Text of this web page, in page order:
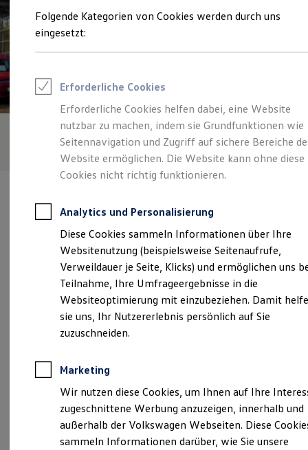
Junge Gebrauchtwagen und Gebrauchtwagen
Volkswagen Zertifizierte Gebrauchtwagen
Zubehör- und Serviceangebote
Leasing
Leasing-Angebote
Gebrauchtwagen Leasing
Junge Gebrauchtwagen-Leasing
Elektroauto Leasing
Kleinwagen-Leasing
Leasing ohne Anzahlung
Finanzierung
Kfz-Versicherung
Restschuldversicherungen
Garantien
Wartungsverträge
Geschäftskunden
Professional Class bei Volkswagen
Großkunden
Behörden
Direktkunden
Sonderfahrzeuge
Anpfiff zum Gewinn
Elektroautos
ID. Tutorials
Elektrofahrzeugkonzepte
Reichweite
Reichweite der ID. Modelle
Reichweite im Winter
Thomas GmbH & Co. KG (Impressum & Rechtliches)
Montag Freitag 07:00 18:00
Samstag
08:00-13:00 Uhr
Sonntag
Geschlossen
Folgende Kategorien von Cookies werden durch uns
eingesetzt:
Erforderliche Cookies
Erforderliche Cookies helfen dabei, eine Website
nutzbar zu machen, indem sie Grundfunktionen wie
Seitennavigation und Zugriff auf sichere Bereiche
Website ermöglichen. Die Website kann ohne diese
Cookies nicht richtig funktionieren.
Analytics und Personalisierung
Diese Cookies sammeln Informationen über Ihre
Websitenutzung (beispielsweise Seitenaufrufe,
Verweildauer je Seite, Klicks) und ermöglichen uns
Teilnahme, Ihre Umfrageergebnisse in die
Websiteoptimierung mit einzubeziehen. Damit
sie uns, Ihr Nutzererlebnis persönlich auf Sie
zuzuschneiden.
Marketing
Wir nutzen diese Cookies, um Ihnen auf Ihre
zugeschnittene Werbung anzuzeigen, innerhalb und
außerhalb der Volkswagen Webseiten. Diese
sammeln Informationen darüber, wie Sie unsere